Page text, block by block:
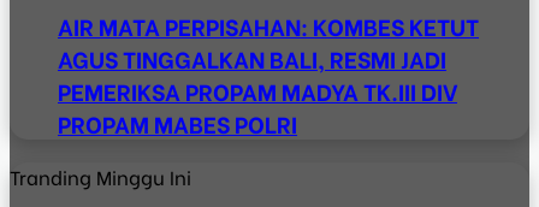
AIR MATA PERPISAHAN: KOMBES KETUT
AGUS TINGGALKAN BALI, RESMI JADI
PEMERIKSA PROPAM MADYA TK.III DIV
PROPAM MABES POLRI
Tranding Minggu Ini